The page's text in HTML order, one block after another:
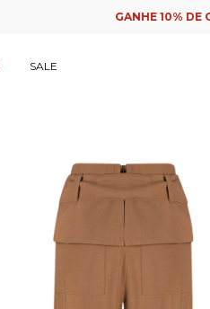
GANHE 10% DE CASHBACKPARA
SALE